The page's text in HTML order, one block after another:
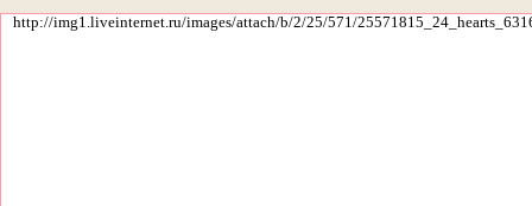
http://img1.liveinternet.ru/images/attach/b/2/25/571/